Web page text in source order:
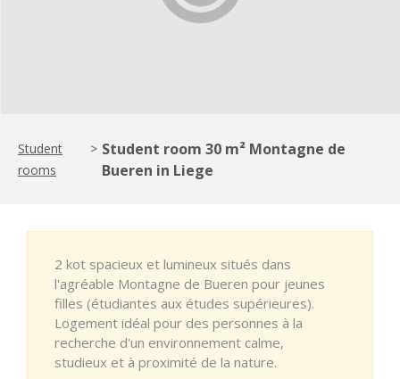
Student
rooms
> Student room 30 m² Montagne de
Bueren in Liege
2 kot spacieux et lumineux situés dans
l'agréable Montagne de Bueren pour jeunes
filles (étudiantes aux études supérieures).
Logement idéal pour des personnes à la
recherche d'un environnement calme,
studieux et à proximité de la nature.